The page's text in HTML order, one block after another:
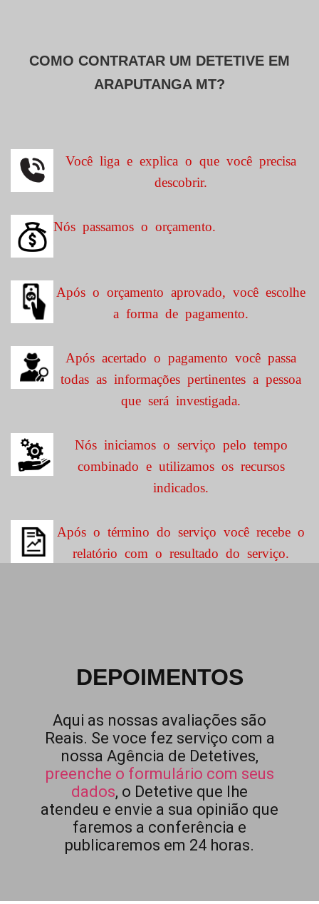
COMO CONTRATAR UM DETETIVE EM
ARAPUTANGA MT?
Você liga e explica o que você precisa
descobrir.
Nós passamos o orçamento.
Após o orçamento aprovado, você escolhe
a forma de pagamento.
Após acertado o pagamento você passa
todas as informações pertinentes a pessoa
que será investigada.
Nós iniciamos o serviço pelo tempo
combinado e utilizamos os recursos
indicados.
Após o término do serviço você recebe o
relatório com o resultado do serviço.
DEPOIMENTOS
Aqui as nossas avaliações são
Reais. Se voce fez serviço com a
nossa Agência de Detetives,
preenche o formulário com seus
dados, o Detetive que lhe
atendeu e envie a sua opinião que
faremos a conferência e
publicaremos em 24 horas.